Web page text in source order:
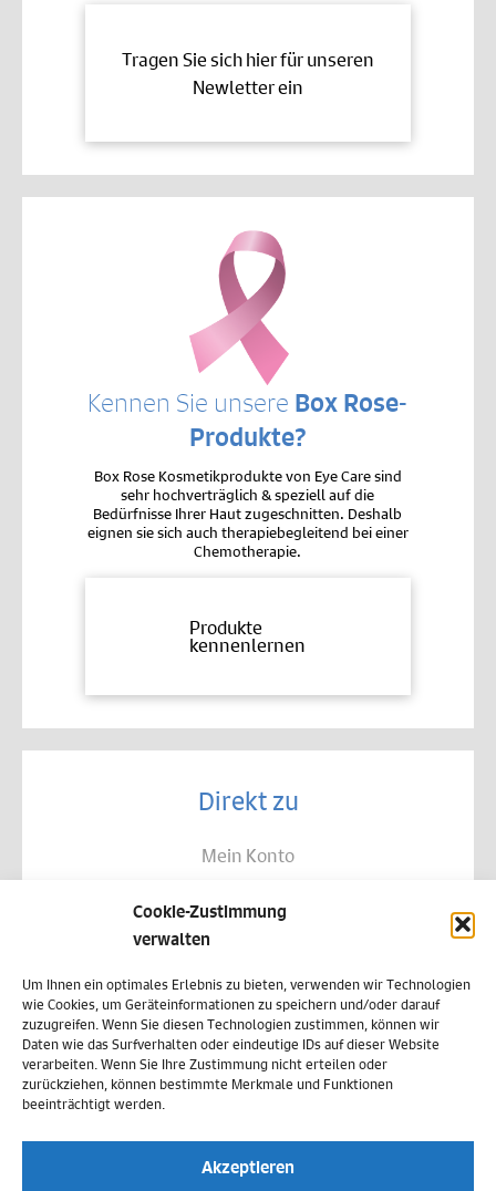
Cookie-Zustimmung
verwalten
Um Ihnen ein optimales Erlebnis zu bieten, verwenden wir Technologien
wie Cookies, um Geräteinformationen zu speichern und/oder darauf
zuzugreifen. Wenn Sie diesen Technologien zustimmen, können wir
Daten wie das Surfverhalten oder eindeutige IDs auf dieser Website
verarbeiten. Wenn Sie Ihre Zustimmung nicht erteilen oder
zurückziehen, können bestimmte Merkmale und Funktionen
beeinträchtigt werden.
Akzeptieren
Tragen Sie sich hier für unseren
Newletter ein
Kennen Sie unsere Box Rose-
Produkte?
Box Rose Kosmetikprodukte von Eye Care sind
sehr hochverträglich & speziell auf die
Bedürfnisse Ihrer Haut zugeschnitten. Deshalb
eignen sie sich auch therapiebegleitend bei einer
Chemotherapie.
Produkte
kennenlernen
Direkt zu
Mein Konto
Allgemeine Geschäftsbedingungen
Datenschutz
Widerruf
Zahlungsweisen
Versand & Lieferung
Cookie-Richtlinie (EU)